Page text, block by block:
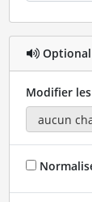
Optional
Modifier